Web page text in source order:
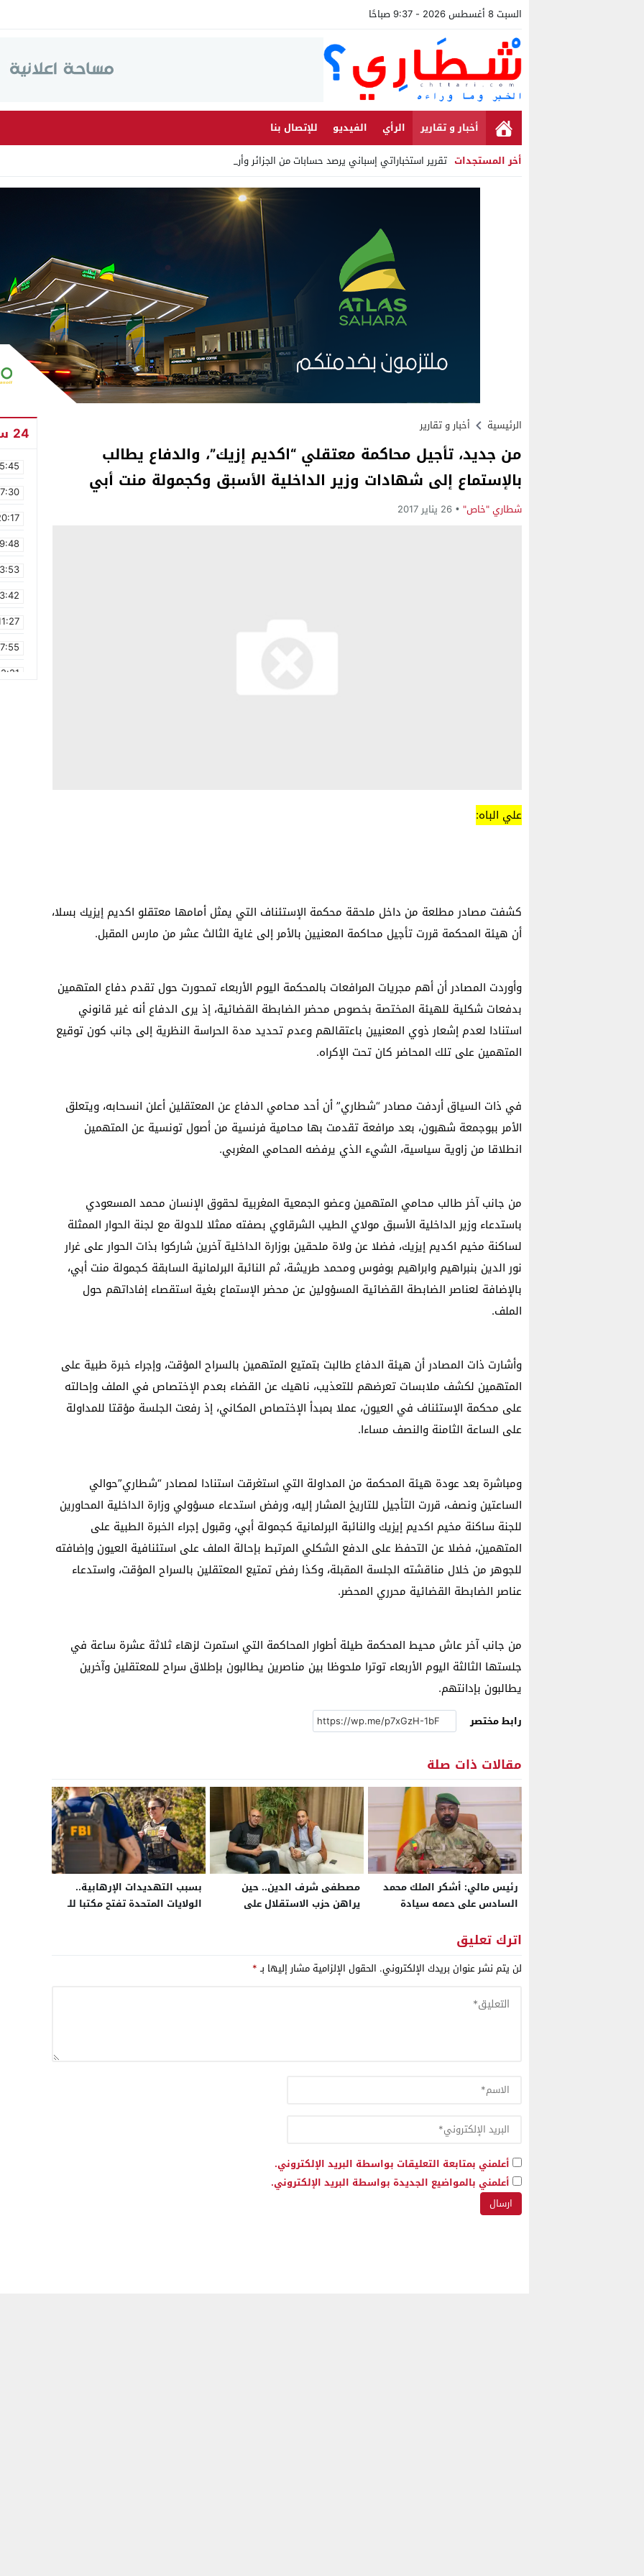
السبت 8 أغسطس 2026 - 9:37 صباحًا
أخبار و تقارير الرأي الفيديو
للإتصال بنا
أخر المستجدات تقرير استخباراتي إسباني يرصد حسابات من الجزائر وأرقاما بـ”21_
Stop
الرئيسية أخبار و تقارير
من جديد، تأجيل محاكمة معتقلي “اكديم إزيك”، والدفاع يطالب
بالإستماع إلى شهادات وزير الداخلية الأسبق وكجمولة منت أبي
شطاري "خاص" 26 يناير 2017
علي الباه:
كشفت مصادر مطلعة من داخل ملحقة محكمة الإستئناف التي يمثل أمامها معتقلو اكديم إيزيك بسلا،
أن هيئة المحكمة قررت تأجيل محاكمة المعنيين بالأمر إلى غاية الثالث عشر من مارس المقبل.
وأوردت المصادر أن أهم مجريات المرافعات بالمحكمة اليوم الأربعاء تمحورت حول تقدم دفاع المتهمين
بدفعات شكلية للهيئة المختصة بخصوص محضر الضابطة القضائية، إذ يرى الدفاع أنه غير قانوني
استنادا لعدم إشعار ذوي المعنيين باعتقالهم وعدم تحديد مدة الحراسة النظرية إلى جانب كون توقيع
المتهمين على تلك المحاضر كان تحت الإكراه.
في ذات السياق أردفت مصادر “شطاري” أن أحد محامي الدفاع عن المعتقلين أعلن انسحابه، ويتعلق
الأمر ببوجمعة شهبون، بعد مرافعة تقدمت بها محامية فرنسية من أصول تونسية عن المتهمين
انطلاقا من زاوية سياسية، الشيء الذي يرفضه المحامي المغربي.
من جانب آخر طالب محامي المتهمين وعضو الجمعية المغربية لحقوق الإنسان محمد المسعودي
باستدعاء وزير الداخلية الأسبق مولاي الطيب الشرقاوي بصفته ممثلا للدولة مع لجنة الحوار الممثلة
لساكنة مخيم اكديم إيزيك، فضلا عن ولاة ملحقين بوزارة الداخلية آخرين شاركوا بذات الحوار على غرار
نور الدين بنبراهيم وابراهيم بوفوس ومحمد طريشة، ثم النائبة البرلمانية السابقة كجمولة منت أبي،
بالإضافة لعناصر الضابطة القضائية المسؤولين عن محضر الإستماع بغية استقصاء إفاداتهم حول
الملف.
وأشارت ذات المصادر أن هيئة الدفاع طالبت بتمتيع المتهمين بالسراح المؤقت، وإجراء خبرة طبية على
المتهمين لكشف ملابسات تعرضهم للتعذيب، ناهيك عن القضاء بعدم الإختصاص في الملف وإحالته
على محكمة الإستئناف في العيون، عملا بمبدأ الإختصاص المكاني، إذ رفعت الجلسة مؤقتا للمداولة
على الساعة الثامنة والنصف مساءا.
ومباشرة بعد عودة هيئة المحكمة من المداولة التي استغرقت استنادا لمصادر “شطاري”حوالي
الساعتين ونصف، قررت التأجيل للتاريخ المشار إليه، ورفض استدعاء مسؤولي وزارة الداخلية المحاورين
للجنة ساكنة مخيم اكديم إيزيك والنائبة البرلمانية كجمولة أبي، وقبول إجراء الخبرة الطبية على
المتهمين، فضلا عن التحفظ على الدفع الشكلي المرتبط بإحالة الملف على استئنافية العيون وإضافته
للجوهر من خلال مناقشته الجلسة المقبلة، وكذا رفض تمتيع المعتقلين بالسراح المؤقت، واستدعاء
عناصر الضابطة القضائية محرري المحضر.
من جانب آخر عاش محيط المحكمة طيلة أطوار المحاكمة التي استمرت لزهاء ثلاثة عشرة ساعة في
جلستها الثالثة اليوم الأربعاء توترا ملحوظا بين مناصرين يطالبون بإطلاق سراح للمعتقلين وآخرين
يطالبون بإدانتهم.
رابط مختصر
مقالات ذات صلة
رئيس مالي: أشكر الملك محمد
السادس على دعمه سيادة
مصطفى شرف الدين.. حين
يراهن حزب الاستقلال على
بسبب التهديدات الإرهابية..
الولايات المتحدة تفتح مكتبا للـ
اترك تعليق
لن يتم نشر عنوان بريدك الإلكتروني. الحقول الإلزامية مشار إليها بـ*
أعلمني بمتابعة التعليقات بواسطة البريد الإلكتروني.
أعلمني بالمواضيع الجديدة بواسطة البريد الإلكتروني.
24 ساعة